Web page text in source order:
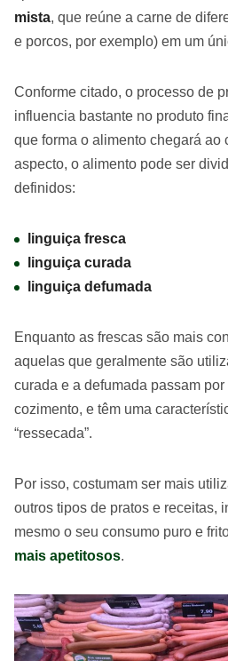
mista, que reúne a carne de
e porcos, por exemplo) em um
Conforme citado, o processo de
influencia bastante no produto
que forma o alimento chegará ao
aspecto, o alimento pode ser
definidos:
linguiça fresca
linguiça curada
linguiça defumada
Enquanto as frescas são mais
aquelas que geralmente são
curada e a defumada passam
cozimento, e têm uma
“ressecada”.
Por isso, costumam ser mais
outros tipos de pratos e receitas,
mesmo o seu consumo puro e
mais apetitosos.